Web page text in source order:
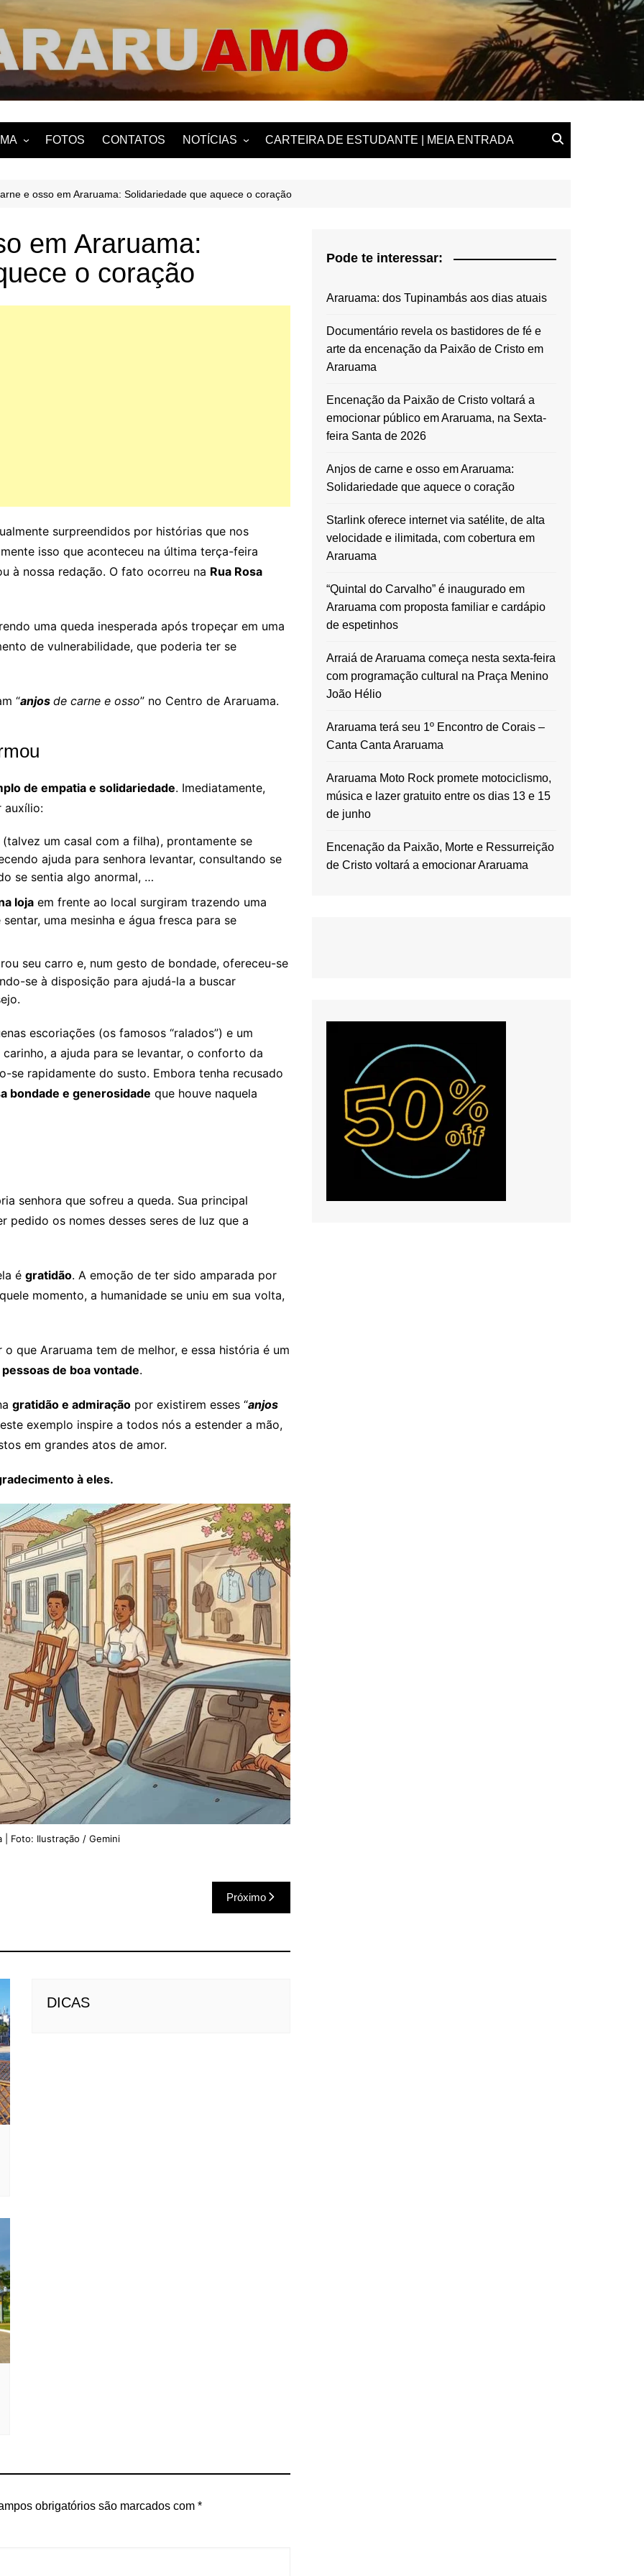
ARARUAMO
FOTOS CONTATOS NOTÍCIAS CARTEIRA DE ESTUDANTE | MEIA ENTRADA
e osso em Araruama: Solidariedade que aquece o coração
em Araruama:
o coração
surpreendidos por histórias que nos
isso que aconteceu na última terça-feira
à nossa redação. O fato ocorreu na Rua Rosa
uma queda inesperada após tropeçar em uma
de vulnerabilidade, que poderia ter se
“anjos de carne e osso” no Centro de Araruama.
de empatia e solidariedade. Imediatamente,
auxílio:
(talvez um casal com a filha), prontamente se
ajuda para senhora levantar, consultando se
se sentia algo anormal, …
loja em frente ao local surgiram trazendo uma
uma mesinha e água fresca para se
seu carro e, num gesto de bondade, ofereceu-se
se à disposição para ajudá-la a buscar
escoriações (os famosos “ralados”) e um
a ajuda para se levantar, o conforto da
se rapidamente do susto. Embora tenha recusado
bondade e generosidade que houve naquela
senhora que sofreu a queda. Sua principal
pedido os nomes desses seres de luz que a
é gratidão. A emoção de ter sido amparada por
momento, a humanidade se uniu em sua volta,
que Araruama tem de melhor, e essa história é um
de boa vontade.
gratidão e admiração por existirem esses “anjos
exemplo inspire a todos nós a estender a mão,
em grandes atos de amor.
à eles.
| Foto: Ilustração / Gemini
Próximo
DICAS
obrigatórios são marcados com *
Pode te interessar:
Araruama: dos Tupinambás aos dias atuais
Documentário revela os bastidores de fé e
arte da encenação da Paixão de Cristo em
Araruama
Encenação da Paixão de Cristo voltará a
emocionar público em Araruama, na Sexta-
feira Santa de 2026
Anjos de carne e osso em Araruama:
Solidariedade que aquece o coração
Starlink oferece internet via satélite, de alta
velocidade e ilimitada, com cobertura em
Araruama
“Quintal do Carvalho” é inaugurado em
Araruama com proposta familiar e cardápio
de espetinhos
Arraiá de Araruama começa nesta sexta-feira
com programação cultural na Praça Menino
João Hélio
Araruama terá seu 1º Encontro de Corais –
Canta Canta Araruama
Araruama Moto Rock promete motociclismo,
música e lazer gratuito entre os dias 13 e 15
de junho
Encenação da Paixão, Morte e Ressurreição
de Cristo voltará a emocionar Araruama